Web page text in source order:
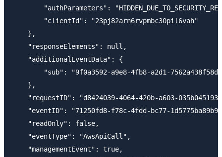
"authParameters":
        "clientId": "23pj82arn6rvpmbc30pil6vah"
    },
    "responseElements": null,
    "additionalEventData": {
        "sub": "9f0a3592-a9e8-4fb8-a2d1-7562a438f58d"
    },
"requestID": "d8424039-4064-420b-a603-
"eventID": "71250fd8-f78c-4fdd-bc77-
    "readOnly": false,
    "eventType": "AwsApiCall",
    "managementEvent": true,